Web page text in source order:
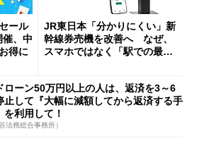
ール
、中
得に
JR東日本「分かりにくい」新
幹線券売機を改善へ なぜ、
スマホではなく「駅での最短
ローン50万円以上の人は、返済を3～6
止して『大幅に減額してから返済する手
を利用して！
法務総合事務所）